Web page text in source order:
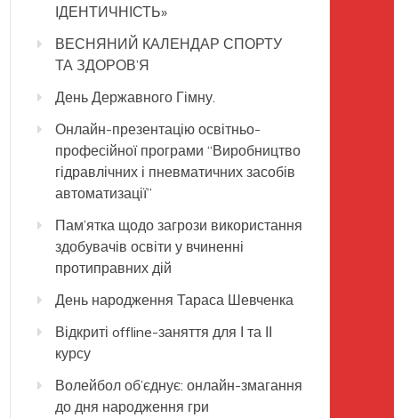
ІДЕНТИЧНІСТЬ»
ВЕСНЯНИЙ КАЛЕНДАР СПОРТУ
ТА ЗДОРОВ’Я
День Державного Гімну.
Онлайн-презентацію освітньо-
професійної програми “Виробництво
гідравлічних і пневматичних засобів
автоматизації”
Пам’ятка щодо загрози використання
здобувачів освіти у вчиненні
протиправних дій
День народження Тараса Шевченка
Відкриті offline-заняття для І та ІІ
курсу
Волейбол об’єднує: онлайн-змагання
до дня народження гри